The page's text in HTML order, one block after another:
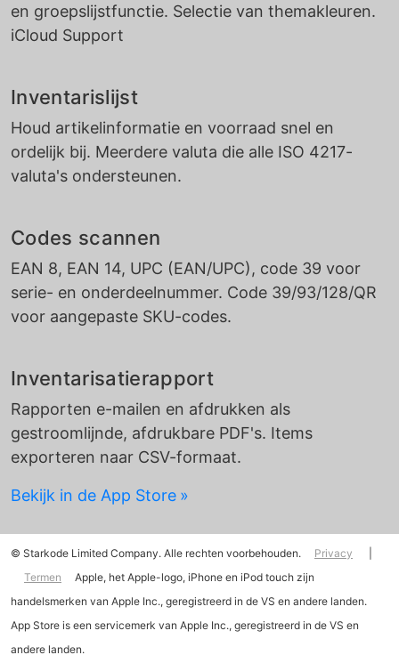
en groepslijstfunctie. Selectie van themakleuren.
iCloud Support
Inventarislijst
Houd artikelinformatie en voorraad snel en
ordelijk bij. Meerdere valuta die alle ISO 4217-
valuta's ondersteunen.
Codes scannen
EAN 8, EAN 14, UPC (EAN/UPC), code 39 voor
serie- en onderdeelnummer. Code 39/93/128/QR
voor aangepaste SKU-codes.
Inventarisatierapport
Rapporten e-mailen en afdrukken als
gestroomlijnde, afdrukbare PDF's. Items
exporteren naar CSV-formaat.
Bekijk in de App Store
© Starkode Limited Company. Alle rechten voorbehouden. Privacy
Termen
Apple, het Apple-logo, iPhone en iPod touch zijn
handelsmerken van Apple Inc., geregistreerd in de VS en andere landen.
App Store is een servicemerk van Apple Inc., geregistreerd in de VS en
andere landen.